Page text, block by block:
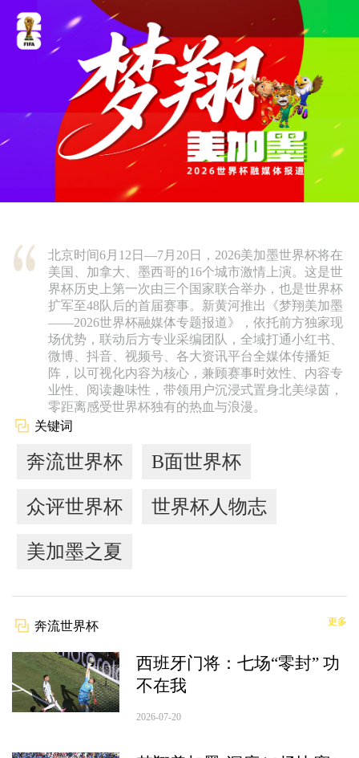
北京时间6月12日—7月20日，2026美加墨世界杯将在
美国、加拿大、墨西哥的16个城市激情上演。这是世
界杯历史上第一次由三个国家联合举办，也是世界杯
扩军至48队后的首届赛事。新黄河推出《梦翔美加墨
——2026世界杯融媒体专题报道》，依托前方独家现
场优势，联动后方专业采编团队，全域打通小红书、
微博、抖音、视频号、各大资讯平台全媒体传播矩
阵，以可视化内容为核心，兼顾赛事时效性、内容专
业性、阅读趣味性，带领用户沉浸式置身北美绿茵，
零距离感受世界杯独有的热血与浪漫。
关键词
奔流世界杯 B面世界杯
众评世界杯 世界杯人物志
美加墨之夏
奔流世界杯 更多
西班牙门将：七场“零封” 功
不在我
2026-07-20